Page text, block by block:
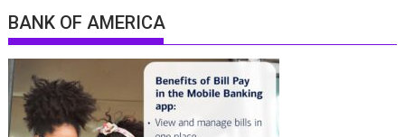
BANK OF AMERICA